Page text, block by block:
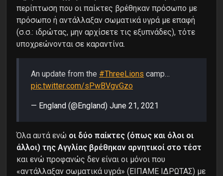
περίπτωση που οι παίκτες βρέθηκαν πρόσωπο με
πρόσωπο ή αντάλλαξαν σωματικά υγρά με επαφή
(σ.σ.: ιδρώτας, μην αρχίσετε τις εξυπνάδες), τότε
υποχρεώνονται σε καραντίνα.
An update from the #ThreeLions camp…
pic.twitter.com/sPwBVgvGzo
— England (@England) June 21, 2021
Όλα αυτά ενώ οι δύο παίκτες (όπως και όλοι οι
άλλοι) της Αγγλίας βρέθηκαν αρνητικοί στο τέστ
και ενώ προφανώς δεν είναι οι μόνοι που
«αντάλλαξαν σωματικά υγρά» (ΕΙΠΑΜΕ ΙΔΡΩΤΑΣ) με